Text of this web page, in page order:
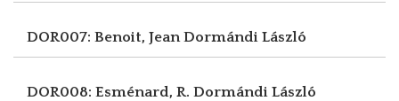
DOR007: Benoit, JeanDormándi László
DOR008: Esménard, R. Dormándi László